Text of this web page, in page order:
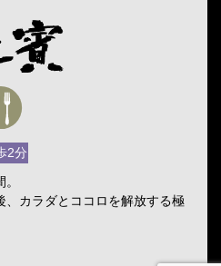
2分
、カラダとココロを解放する極